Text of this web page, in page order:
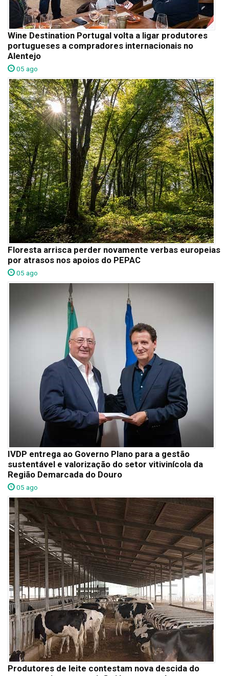
Wine Destination Portugal volta a ligar produtores
portugueses a compradores internacionais no
Alentejo
05 ago
Floresta arrisca perder novamente verbas europeias
por atrasos nos apoios do PEPAC
05 ago
IVDP entrega ao Governo Plano para a gestão
sustentável e valorização do setor vitivinícola da
Região Demarcada do Douro
05 ago
Produtores de leite contestam nova descida do